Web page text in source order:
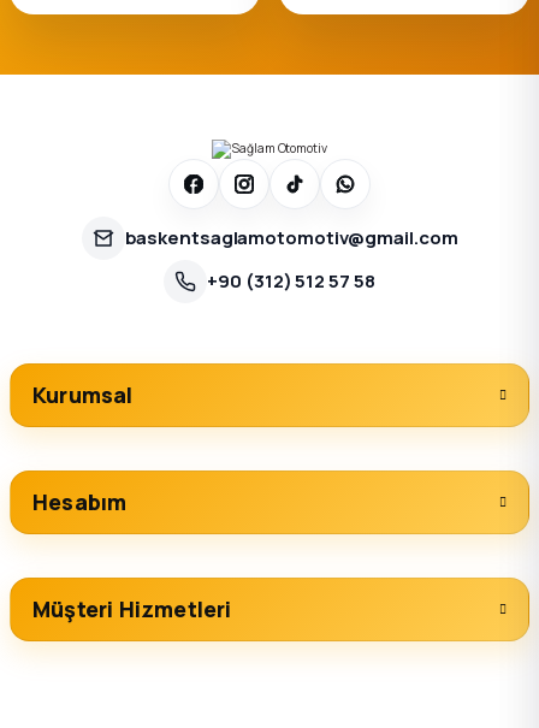
baskentsaglamotomotiv@gmail.com
+90 (312) 512 57 58
Kurumsal
Hesabım
Müşteri Hizmetleri